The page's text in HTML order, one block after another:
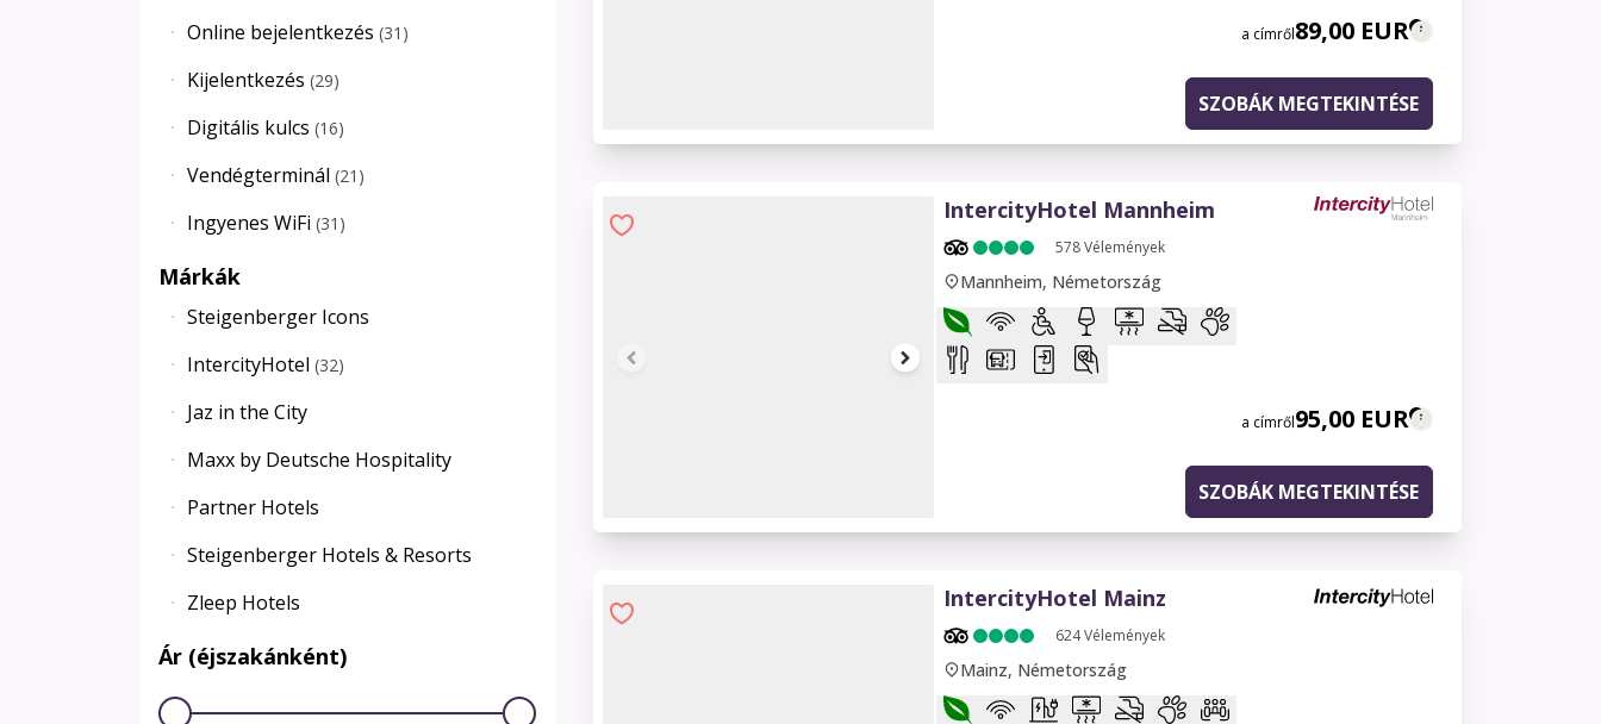
Online bejelentkezés (31 )
Kijelentkezés (29)
Digitális kulcs (16)
Vendégterminál (21 )
Ingyenes WiFi (31 )
Márkák
Steigenberger Icons
IntercityHotel (32)
Jaz in the City
Maxx by Deutsche Hospitality
Partner Hotels
Steigenberger Hotels & Resorts
Zleep Hotels
Ár (éjszakánként)
1 of 7
a címről89,00 EUR
SZOBÁK MEGTEKINTÉSE
1 of 10
IntercityHotel Mannheim
578Vélemények
Mannheim, Németország
a címről95,00 EUR
SZOBÁK MEGTEKINTÉSE
IntercityHotel Mainz
624Vélemények
Mainz, Németország